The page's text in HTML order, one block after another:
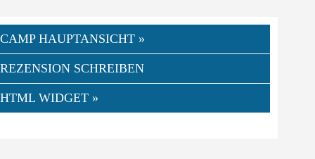
CAMP HAUPTANSICHT »
REZENSION SCHREIBEN
HTML WIDGET »